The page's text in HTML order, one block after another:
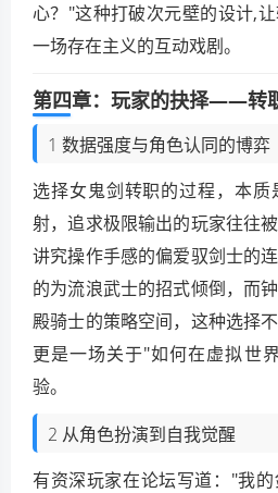
心？"这种打破次元壁的设计,
一场存在主义的互动戏剧。
第四章：玩家的抉择——转
1 数据强度与角色认同的博弈
选择女鬼剑转职的过程，本
射，追求极限输出的玩家往往
讲究操作手感的偏爱驭剑士的
的为流浪武士的招式倾倒，而
殿骑士的策略空间，这种选择
更是一场关于"如何在虚拟世
验。
2 从角色扮演到自我觉醒
有资深玩家在论坛写道："我